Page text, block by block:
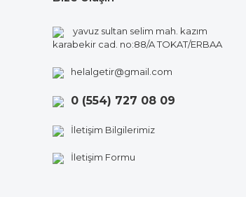
yavuz sultan selim mah. kazım
karabekir cad. no:88/A TOKAT/ERBAA
helalgetir@gmail.com
0 (554) 727 08 09
İletişim Bilgilerimiz
İletişim Formu